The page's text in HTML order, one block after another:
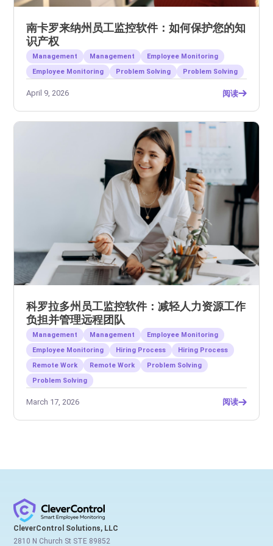
南卡罗来纳州员工监控软件：如何保护您的知
识产权
Management Management
Employee Monitoring
Employee Monitoring
Problem Solving Problem Solving
April 9, 2026 阅读
科罗拉多州员工监控软件：减轻人力资源工作
负担并管理远程团队
Management Management
Employee Monitoring
Employee Monitoring
Hiring Process
Hiring Process
Remote Work
Remote Work
Problem Solving
Problem Solving
March 17, 2026 阅读
CleverControl Solutions, LLC
2810 N Church St STE 89852